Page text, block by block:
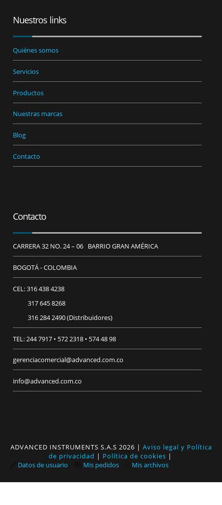
Nuestros links
Quiénes somos
Servicios
Productos
Nuestras marcas
Blog
Contacto
Contacto
CARRERA 32 NO. 24 – 06 BARRIO GRAN AMÉRICA
BOGOTÁ - COLOMBIA
CEL: 316 438 4238
317 645 8268
316 284 2490 (Distribuidores)
TEL: 244 7917 • 572 2318 • 574 48 98
gerenciacomercial@advanced.com.co
info@advanced.com.co
ADVANCED INSTRUMENTS S.A.S 2026 | Aviso legal y Política
de privacidad | Política de cookies |
Datos de usuario
Mis pedidos Mis archivos